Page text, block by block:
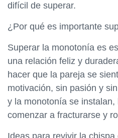
difícil de superar.
¿Por qué es importante
Superar la monotonía es
una relación feliz y
hacer que la pareja se
motivación, sin pasión y
y la monotonía se
comenzar a fracturarse y
Ideas para revivir la chispa